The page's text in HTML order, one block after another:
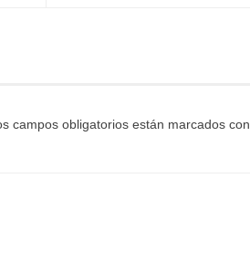
campos obligatorios están marcados con